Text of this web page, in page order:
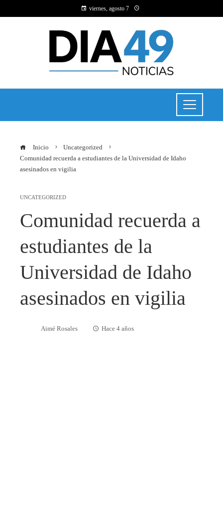
viernes, agosto 7
Inicio
Uncategorized
Comunidad recuerda a estudiantes de la Universidad de Idaho
asesinados en vigilia
UNCATEGORIZED
Comunidad recuerda a
estudiantes de la
Universidad de Idaho
asesinados en vigilia
Aimé Rosales Hace 4 años